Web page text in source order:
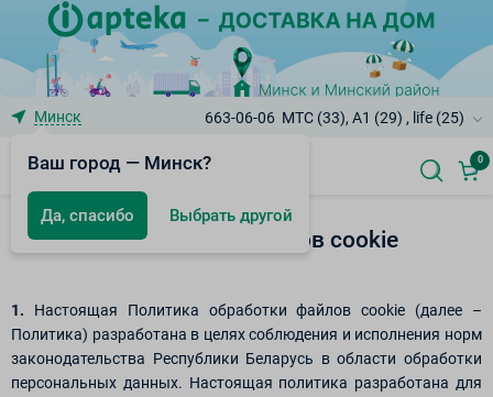
Минск
Ваш город — Минск?
Да, спасибо Выбрать другой
663-06-06 МТС (33), A1 (29) , life (25)
0
Политика обработки файлов cookie
1. Настоящая Политика обработки файлов cookie (далее –
Политика) разработана в целях соблюдения и исполнения норм
законодательства Республики Беларусь в области обработки
персональных данных. Настоящая политика разработана для